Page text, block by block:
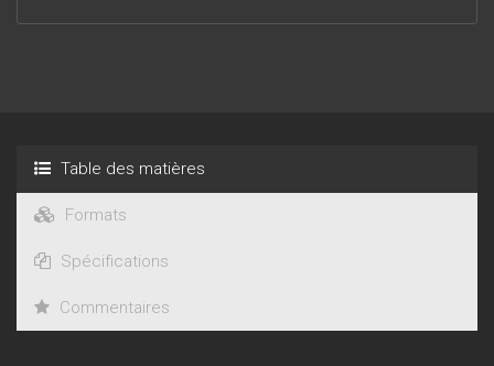
Table des matières
Formats
Spécifications
Commentaires